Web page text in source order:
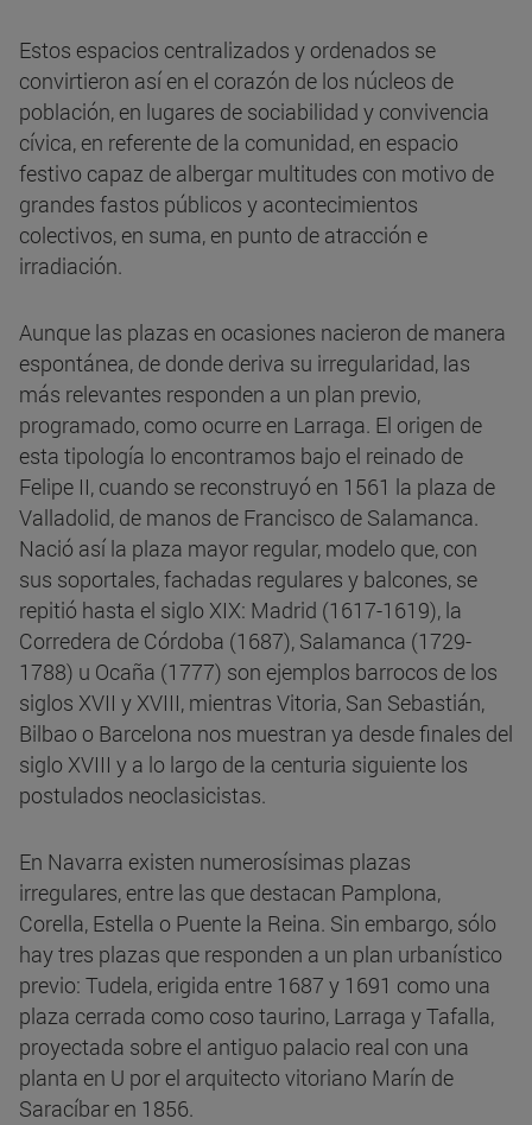
Estos espacios centralizados y ordenados se
convirtieron así en el corazón de los núcleos de
población, en lugares de sociabilidad y convivencia
cívica, en referente de la comunidad, en espacio
festivo capaz de albergar multitudes con motivo de
grandes fastos públicos y acontecimientos
colectivos, en suma, en punto de atracción e
irradiación.
Aunque las plazas en ocasiones nacieron de manera
espontánea, de donde deriva su irregularidad, las
más relevantes responden a un plan previo,
programado, como ocurre en Larraga. El origen de
esta tipología lo encontramos bajo el reinado de
Felipe II, cuando se reconstruyó en 1561 la plaza de
Valladolid, de manos de Francisco de Salamanca.
Nació así la plaza mayor regular, modelo que, con
sus soportales, fachadas regulares y balcones, se
repitió hasta el siglo XIX: Madrid (1617-1619), la
Corredera de Córdoba (1687), Salamanca (1729-
1788) u Ocaña (1777) son ejemplos barrocos de los
siglos XVII y XVIII, mientras Vitoria, San Sebastián,
Bilbao o Barcelona nos muestran ya desde finales del
siglo XVIII y a lo largo de la centuria siguiente los
postulados neoclasicistas.
En Navarra existen numerosísimas plazas
irregulares, entre las que destacan Pamplona,
Corella, Estella o Puente la Reina. Sin embargo, sólo
hay tres plazas que responden a un plan urbanístico
previo: Tudela, erigida entre 1687 y 1691 como una
plaza cerrada como coso taurino, Larraga y Tafalla,
proyectada sobre el antiguo palacio real con una
planta en U por el arquitecto vitoriano Marín de
Saracíbar en 1856.